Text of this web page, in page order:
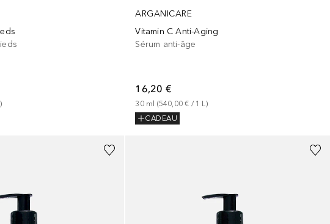
)
ARGANICARE
Vitamin C Anti-Aging
Sérum anti-âge
16,20 €
30 ml (540,00 € / 1 L )
CADEAU